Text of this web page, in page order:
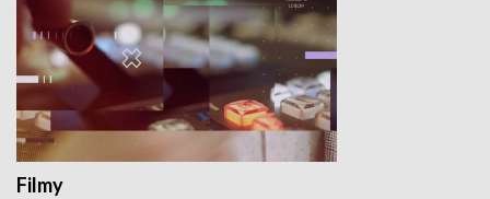
Filmy